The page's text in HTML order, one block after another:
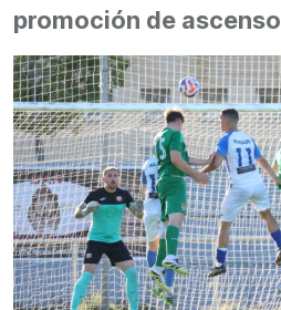
promoción de ascenso